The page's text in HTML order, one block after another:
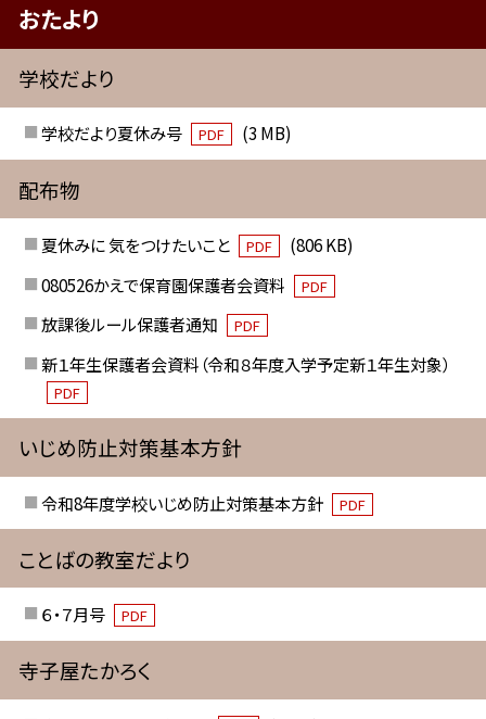
おたより
学校だより
学校だより夏休み号 PDF (3 MB)
配布物
夏休みに 気をつけたいこと PDF
(806 KB)
080526かえで保育園保護者会資料
PDF
放課後ルール保護者通知 PDF
新１年生保護者会資料（令和８年度入学予定新１年生対象）
PDF
いじめ防止対策基本方針
令和8年度学校いじめ防止対策基本方針 PDF
ことばの教室だより
６・７月号 PDF
寺子屋たかろく